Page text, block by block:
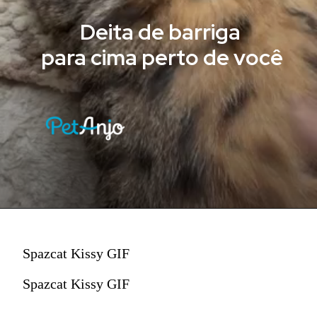
Deita de barriga
para cima perto de você
Spazcat Kissy GIF
Spazcat Kissy GIF